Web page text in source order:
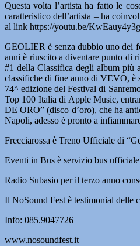
Questa volta l’artista ha fatto le
caratteristico dell’artista – ha
al link https://youtu.be/
GEOLIER è senza dubbio uno dei
anni è riuscito a diventare punto di
#1 della Classifica degli album
classifiche di fine anno di VEVO, è
74^ edizione del Festival di
Top 100 Italia di Apple Music,
DE ORO” (disco d’oro), che ha
Napoli, adesso è pronto a
Frecciarossa è Treno Ufficiale di
Eventi in Bus è servizio bus
Radio Subasio per il terzo anno
Il NoSound Fest è testimonial delle
Info: 085.9047726
www.nosoundfest.it